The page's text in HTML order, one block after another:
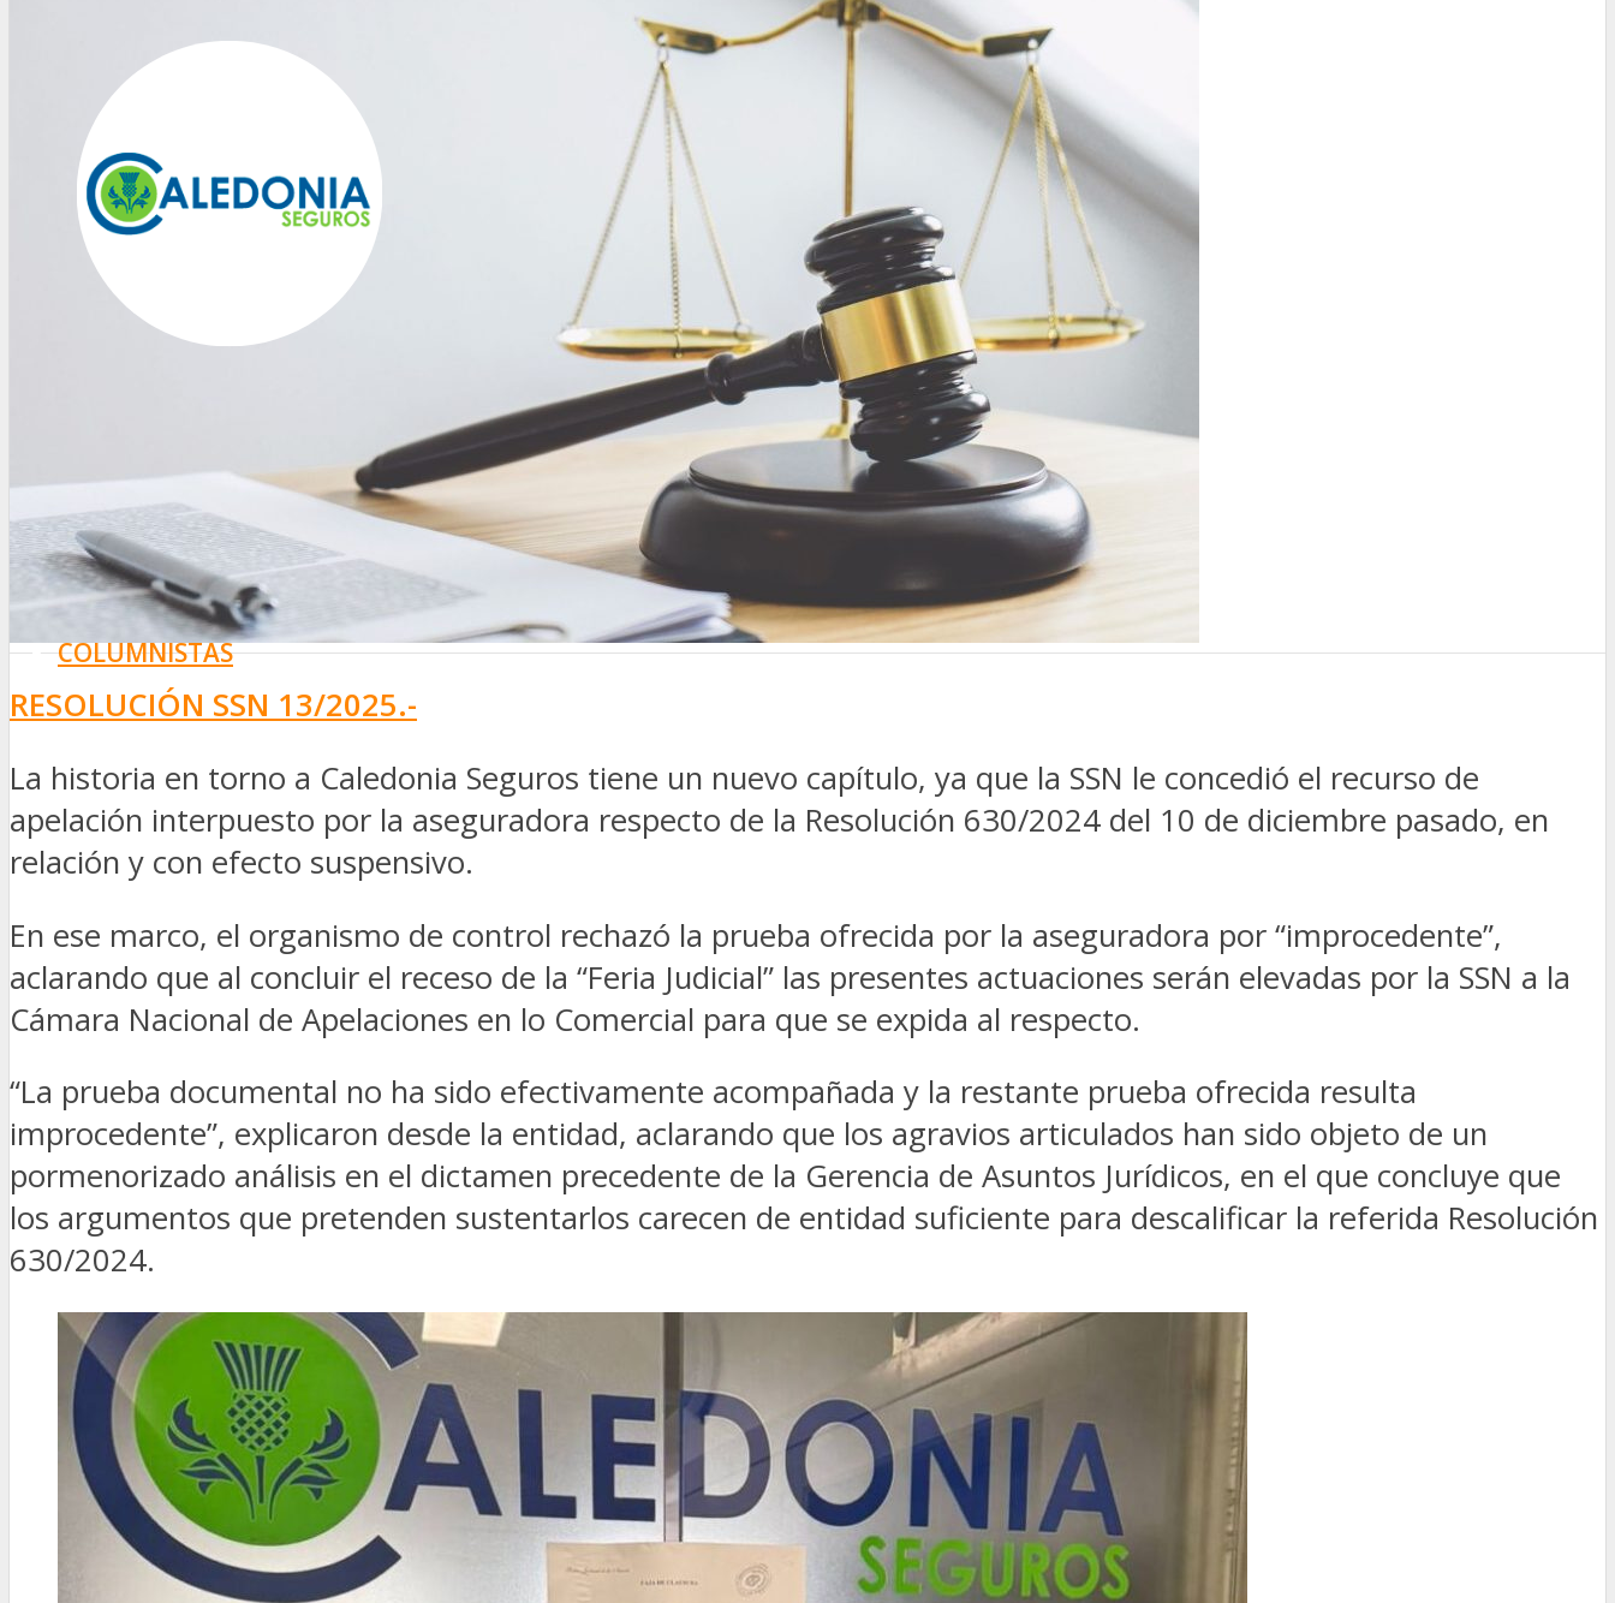
INNOVACIÓN
NOTICIAS
LA CONFE
ITC
INESE – FÜTURE LATAM
INTERNACIONALES
ESTADOS UNIDOS
EUROPA
RESTO DEL MUNDO
RIESGOS DEL TRABAJO
SALUD
SEGURIDAD
SEGURIDAD VIAL
TV
DIGITAL
COLUMNISTAS
ESTADÍSTICAS
RESOLUCIÓN SSN 13/2025.-
La historia en torno a Caledonia Seguros tiene un nuevo capítulo, ya que la SSN le concedió el recurso de
apelación interpuesto por la aseguradora respecto de la Resolución 630/2024 del 10 de diciembre pasado, en
relación y con efecto suspensivo.
En ese marco, el organismo de control rechazó la prueba ofrecida por la aseguradora por “improcedente”,
aclarando que al concluir el receso de la “Feria Judicial” las presentes actuaciones serán elevadas por la SSN a la
Cámara Nacional de Apelaciones en lo Comercial para que se expida al respecto.
“La prueba documental no ha sido efectivamente acompañada y la restante prueba ofrecida resulta
improcedente”, explicaron desde la entidad, aclarando que los agravios articulados han sido objeto de un
pormenorizado análisis en el dictamen precedente de la Gerencia de Asuntos Jurídicos, en el que concluye que
los argumentos que pretenden sustentarlos carecen de entidad suficiente para descalificar la referida Resolución
630/2024.